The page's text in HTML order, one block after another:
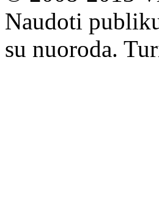
Naudoti
su nuoroda.